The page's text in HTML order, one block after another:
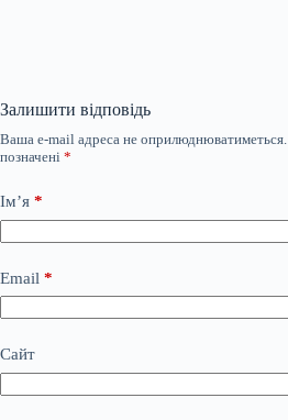
Залишити відповідь
Ваша e-mail адреса не оприлюднюватиметься.
позначені *
Ім’я *
Email *
Сайт